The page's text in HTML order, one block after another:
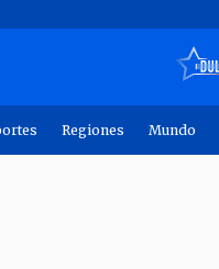
Regiones Mundo